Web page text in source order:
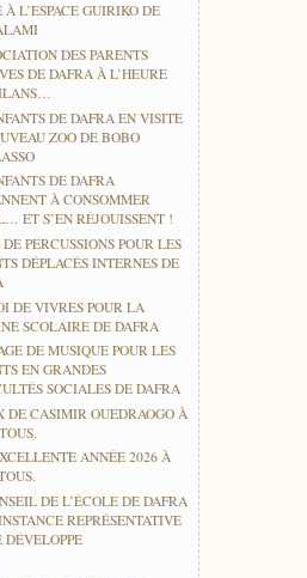
L’ESPACE GUIRIKO DE
DES PARENTS
DE DAFRA À L’HEURE
DE DAFRA EN VISITE
ZOO DE BOBO
DE DAFRA
À CONSOMMER
ET S’EN RÉJOUISSENT !
DE PERCUSSIONS POUR LES
DÉPLACÉS INTERNES DE
DE VIVRES POUR LA
SCOLAIRE DE DAFRA
DE MUSIQUE POUR LES
EN GRANDES
SOCIALES DE DAFRA
DE CASIMIR OUEDRAOGO À
ANNÉE 2026 À
DE L’ÉCOLE DE DAFRA
REPRÉSENTATIVE
DÉVELOPPE